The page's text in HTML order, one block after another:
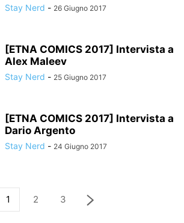
Stay Nerd - 26 Giugno 2017
[ETNA COMICS 2017] Intervista a
Alex Maleev
Stay Nerd - 25 Giugno 2017
[ETNA COMICS 2017] Intervista a
Dario Argento
Stay Nerd - 24 Giugno 2017
1 2 3